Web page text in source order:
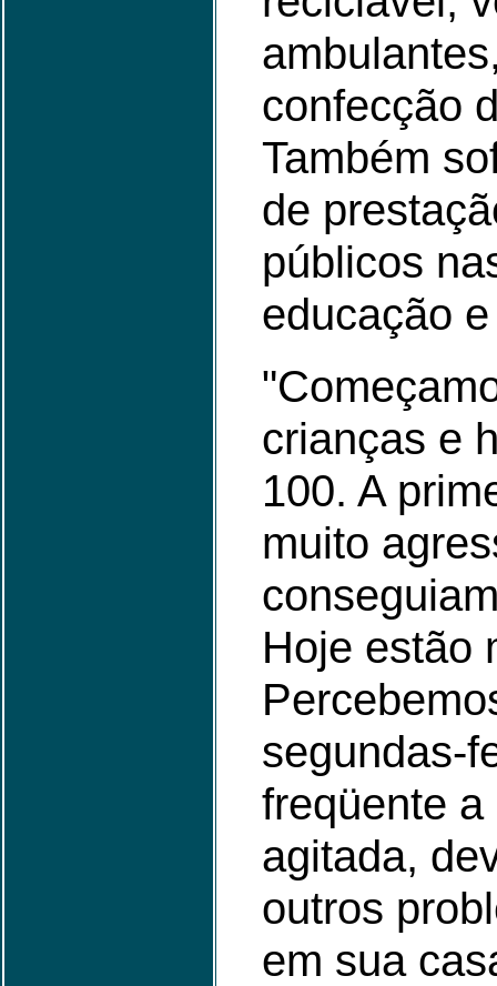
confecção
Também
de
públicos
educação
crianças e
100. A
muito
Hoje estão
segundas-
freqüente
agitada,
outros
em sua